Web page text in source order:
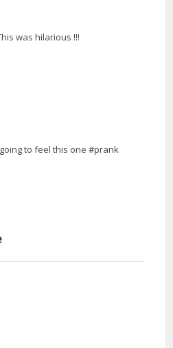
was hilarious !!!
to feel this one #prank